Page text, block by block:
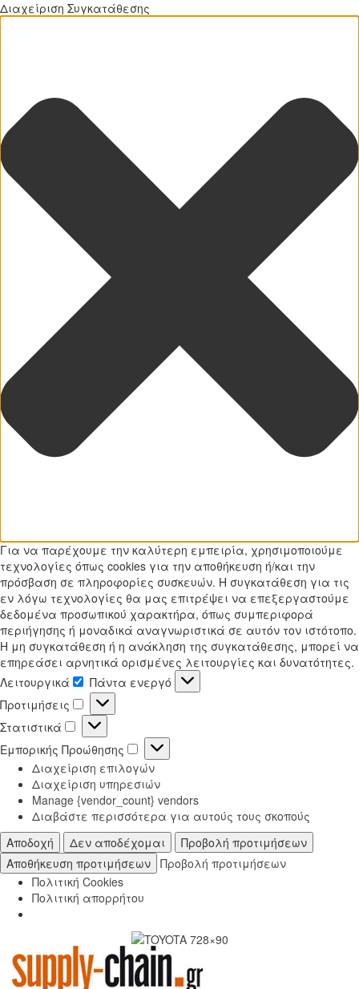
Διαχείριση Συγκατάθεσης
Για να παρέχουμε την καλύτερη εμπειρία, χρησιμοποιούμε
τεχνολογίες όπως cookies για την αποθήκευση ή/και την
πρόσβαση σε πληροφορίες συσκευών. Η συγκατάθεση για τις
εν λόγω τεχνολογίες θα μας επιτρέψει να επεξεργαστούμε
δεδομένα προσωπικού χαρακτήρα, όπως συμπεριφορά
περιήγησης ή μοναδικά αναγνωριστικά σε αυτόν τον ιστότοπο.
Η μη συγκατάθεση ή η ανάκληση της συγκατάθεσης, μπορεί να
επηρεάσει αρνητικά ορισμένες λειτουργίες και δυνατότητες.
Λειτουργικά
Λειτουργικά
Πάντα ενεργό
Προτιμήσεις
Προτιμήσεις
Στατιστικά
Στατιστικά
Εμπορικής Προώθησης
Εμπορικής
Προώθησης
Διαχείριση επιλογών
Διαχείριση υπηρεσιών
Manage {vendor_count} vendors
Διαβάστε περισσότερα για αυτούς τους σκοπούς
Αποδοχή
Δεν αποδέχομαι
Προβολή προτιμήσεων
Αποθήκευση προτιμήσεων Προβολή προτιμήσεων
Πολιτική Cookies
Πολιτική απορρήτου